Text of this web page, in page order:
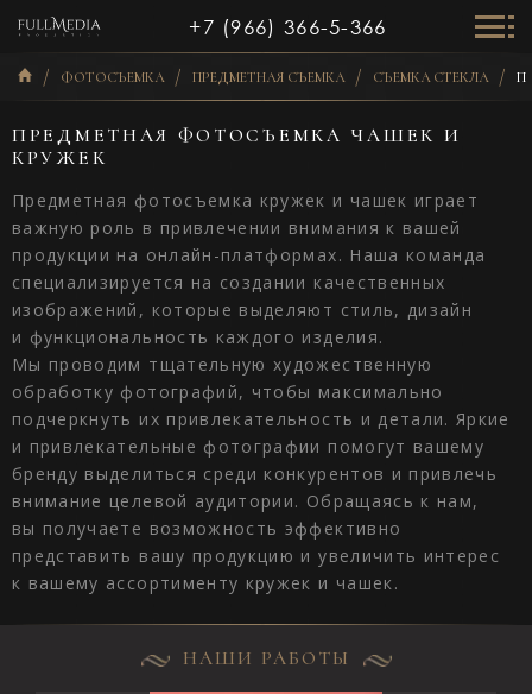
+7 (966) 366-5-366
ФОТОСЪЕМКА ПРЕДМЕТНАЯ СЪЕМКА СЪЕМКА СТЕКЛА
ПРЕДМЕТНАЯ ФОТОСЪЕМКА ЧАШЕК И
КРУЖЕК
Предметная фотосъемка кружек и чашек играет
важную роль в привлечении внимания к вашей
продукции на онлайн-платформах. Наша команда
специализируется на создании качественных
изображений, которые выделяют стиль, дизайн
и функциональность каждого изделия.
Мы проводим тщательную художественную
обработку фотографий, чтобы максимально
подчеркнуть их привлекательность и детали. Яркие
и привлекательные фотографии помогут вашему
бренду выделиться среди конкурентов и привлечь
внимание целевой аудитории. Обращаясь к нам,
вы получаете возможность эффективно
представить вашу продукцию и увеличить интерес
к вашему ассортименту кружек и чашек.
НАШИ РАБОТЫ